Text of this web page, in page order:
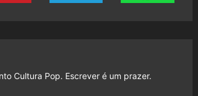
Cultura Pop. Escrever é um prazer.